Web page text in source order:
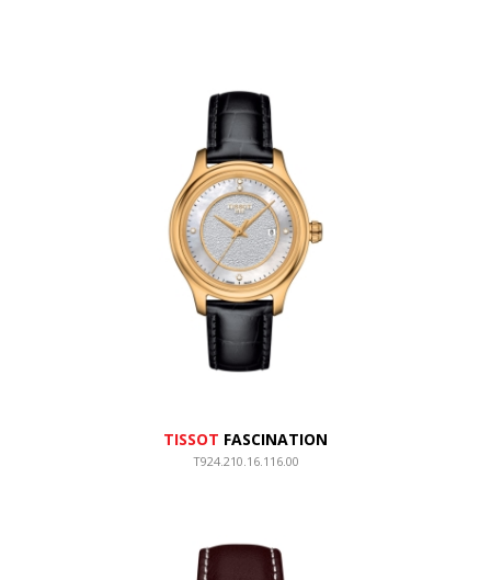
TISSOT FASCINATION
T924.210.16.116.00